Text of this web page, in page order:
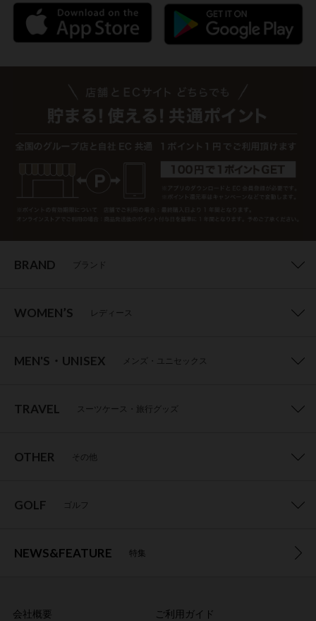
BRAND ブランド
WOMEN’S レディース
MEN'S・UNISEX メンズ・ユニセックス
TRAVEL スーツケース・旅行グッズ
OTHER その他
GOLF ゴルフ
NEWS&FEATURE 特集
会社概要 ご利用ガイド